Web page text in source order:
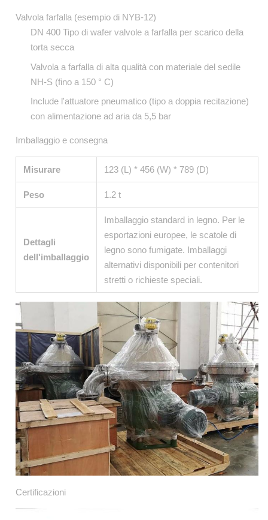
Valvola farfalla (esempio di NYB-12)
DN 400 Tipo di wafer valvole a farfalla per scarico della
torta secca
Valvola a farfalla di alta qualità con materiale del sedile
NH-S (fino a 150 ° C)
Include l'attuatore pneumatico (tipo a doppia recitazione)
con alimentazione ad aria da 5,5 bar
Imballaggio e consegna
Misurare 123 (L) * 456 (W) * 789 (D)
Peso 1.2 t
Dettagli
dell'imballaggio
Imballaggio standard in legno. Per le
esportazioni europee, le scatole di
legno sono fumigate. Imballaggi
alternativi disponibili per contenitori
stretti o richieste speciali.
Certificazioni